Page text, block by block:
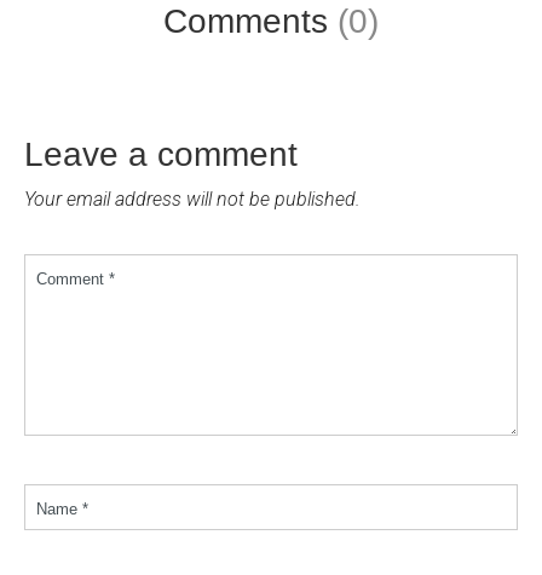
Comments (0)
Leave a comment
Your email address will not be published.
Comment *
Name *